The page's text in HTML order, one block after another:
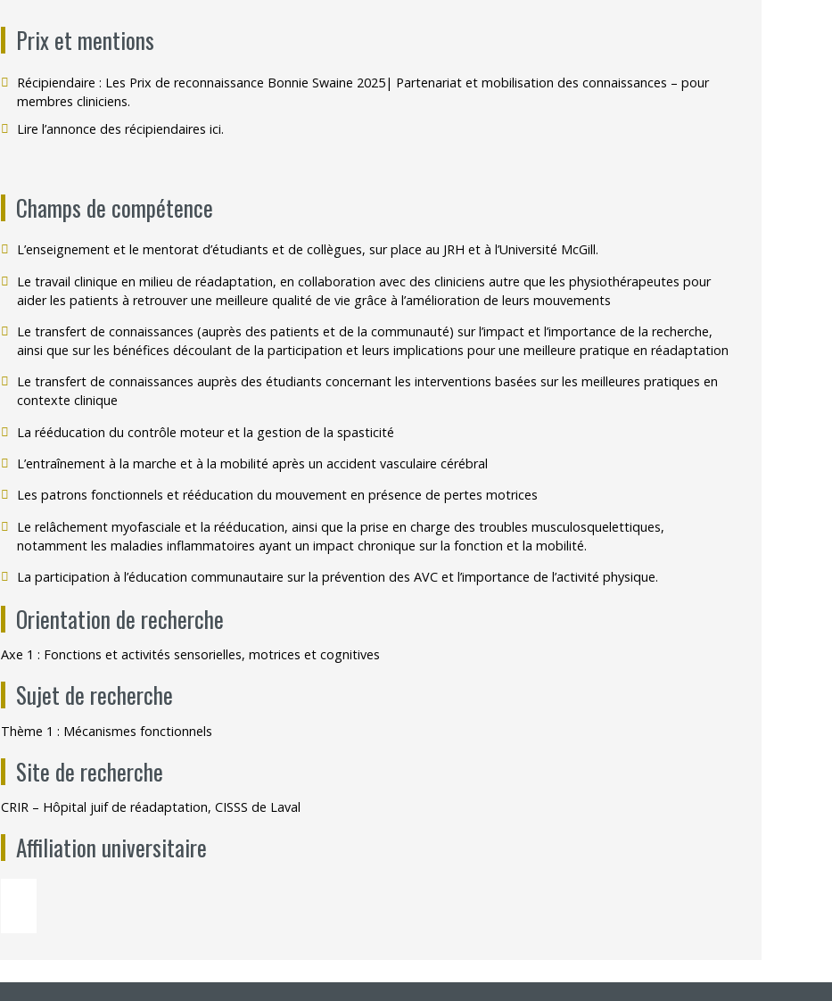
Prix et mentions
Récipiendaire : Les Prix de reconnaissance Bonnie Swaine 2025| Partenariat et mobilisation des connaissances – pour
membres cliniciens.
Lire l’annonce des récipiendairesici.
Champs de compétence
L’enseignement et le mentorat d’étudiants et de collègues, sur place au JRH et à l’Université McGill.
Le travail clinique en milieu de réadaptation, en collaboration avec des cliniciens autre que les physiothérapeutes pour
aider les patients à retrouver une meilleure qualité de vie grâce à l’amélioration de leurs mouvements
Le transfert de connaissances (auprès des patients et de la communauté) sur l’impact et l’importance de la recherche,
ainsi que sur les bénéfices découlant de la participation et leurs implications pour une meilleure pratique en réadaptation
Le transfert de connaissances auprès des étudiants concernant les interventions basées sur les meilleures pratiques en
contexte clinique
La rééducation du contrôle moteur et la gestion de la spasticité
L’entraînement à la marche et à la mobilité après un accident vasculaire cérébral
Les patrons fonctionnels et rééducation du mouvement en présence de pertes motrices
Le relâchement myofasciale et la rééducation, ainsi que la prise en charge des troubles musculosquelettiques,
notamment les maladies inflammatoires ayant un impact chronique sur la fonction et la mobilité.
La participation à l’éducation communautaire sur la prévention des AVC et l’importance de l’activité physique.
Orientation de recherche
Axe 1 : Fonctions et activités sensorielles, motrices et cognitives
Sujet de recherche
Thème 1 : Mécanismes fonctionnels
Site de recherche
CRIR – Hôpital juif de réadaptation, CISSS de Laval
Affiliation universitaire